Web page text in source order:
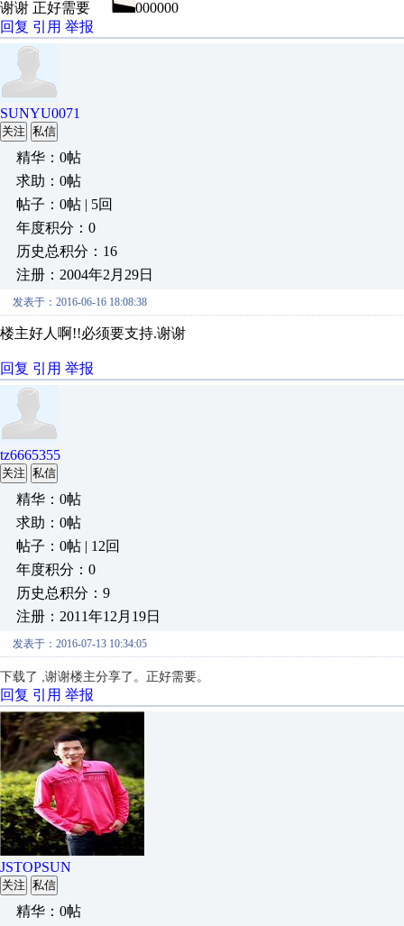
谢谢 正好需要
000000
回复 引用 举报
SUNYU0071
关注 私信
精华：0帖
求助：0帖
帖子：0帖 | 5回
年度积分：0
历史总积分：16
注册：2004年2月29日
发表于：2016-06-16 18:08:38
楼主好人啊!!必须要支持.谢谢
回复 引用 举报
tz6665355
关注 私信
精华：0帖
求助：0帖
帖子：0帖 | 12回
年度积分：0
历史总积分：9
注册：2011年12月19日
发表于：2016-07-13 10:34:05
下载了 ,谢谢楼主分享了。正好需要。
回复 引用 举报
JSTOPSUN
关注 私信
精华：0帖